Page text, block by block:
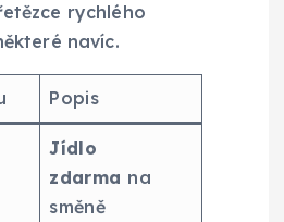
rychlého
navíc.
Popis
Jídlo
zdarma na
směně